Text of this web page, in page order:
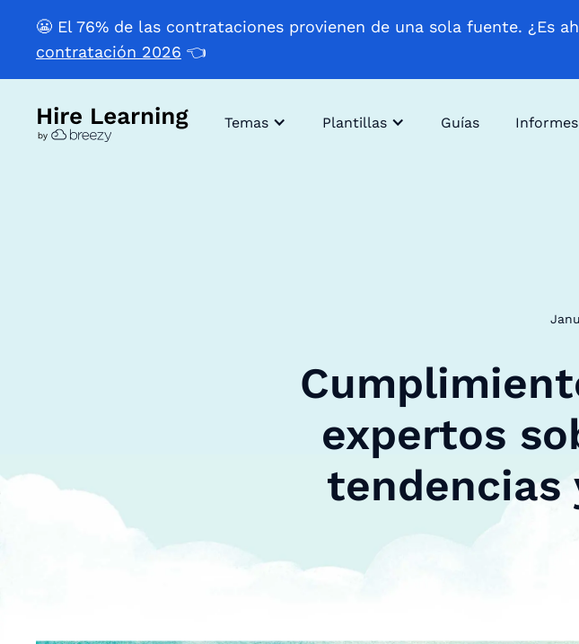
😬 El 76% de las contrataciones provienen de una sola fuente. ¿Es
contratación 2026 👈
Temas Plantillas Guías Informes
expertos
tendencias